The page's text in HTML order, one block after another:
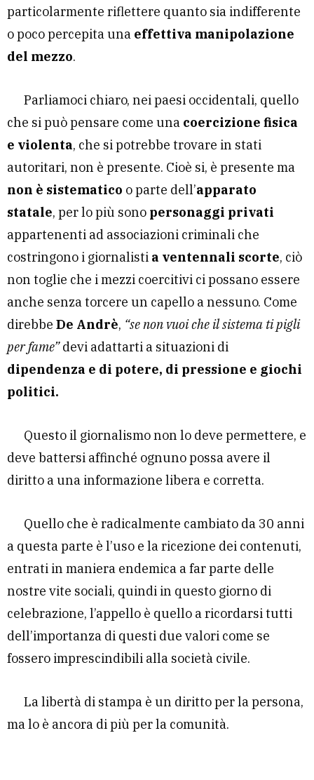
particolarmente riflettere quanto sia indifferente
o poco percepita una effettiva manipolazione
del mezzo.
Parliamoci chiaro, nei paesi occidentali, quello
che si può pensare come una coercizione fisica
e violenta, che si potrebbe trovare in stati
autoritari, non è presente. Cioè si, è presente ma
non è sistematico o parte dell’apparato
statale, per lo più sono personaggi privati
appartenenti ad associazioni criminali che
costringono i giornalisti a ventennali scorte, ciò
non toglie che i mezzi coercitivi ci possano essere
anche senza torcere un capello a nessuno. Come
direbbe De Andrè, “se non vuoi che il sistema ti pigli
per fame”devi adattarti a situazioni di
dipendenza e di potere, di pressione e giochi
politici.
Questo il giornalismo non lo deve permettere, e
deve battersi affinché ognuno possa avere il
diritto a una informazione libera e corretta.
Quello che è radicalmente cambiato da 30 anni
a questa parte è l’uso e la ricezione dei contenuti,
entrati in maniera endemica a far parte delle
nostre vite sociali, quindi in questo giorno di
celebrazione, l’appello è quello a ricordarsi tutti
dell’importanza di questi due valori come se
fossero imprescindibili alla società civile.
La libertà di stampa è un diritto per la persona,
ma lo è ancora di più per la comunità.